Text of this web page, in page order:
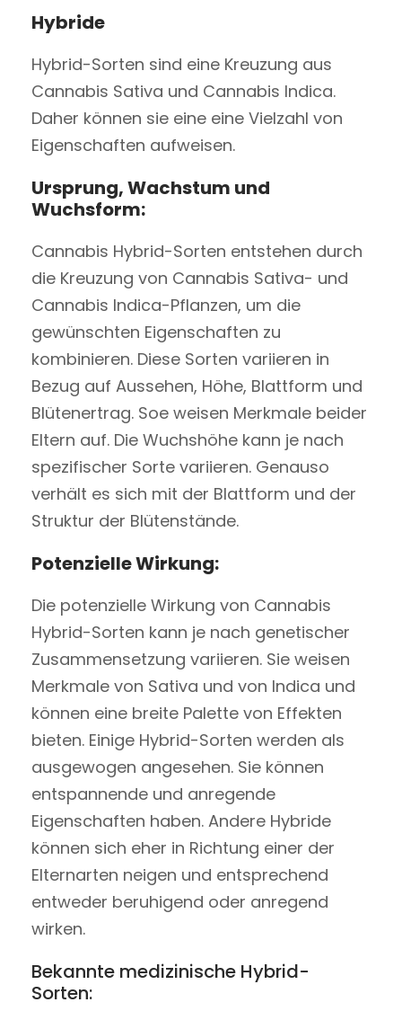
Hybride
Hybrid-Sorten sind eine Kreuzung aus
Cannabis Sativa und Cannabis Indica.
Daher können sie eine eine Vielzahl von
Eigenschaften aufweisen.
Ursprung, Wachstum und
Wuchsform:
Cannabis Hybrid-Sorten entstehen durch
die Kreuzung von Cannabis Sativa- und
Cannabis Indica-Pflanzen, um die
gewünschten Eigenschaften zu
kombinieren. Diese Sorten variieren in
Bezug auf Aussehen, Höhe, Blattform und
Blütenertrag. Soe weisen Merkmale beider
Eltern auf. Die Wuchshöhe kann je nach
spezifischer Sorte variieren. Genauso
verhält es sich mit der Blattform und der
Struktur der Blütenstände.
Potenzielle Wirkung:
Die potenzielle Wirkung von Cannabis
Hybrid-Sorten kann je nach genetischer
Zusammensetzung variieren. Sie weisen
Merkmale von Sativa und von Indica und
können eine breite Palette von Effekten
bieten. Einige Hybrid-Sorten werden als
ausgewogen angesehen. Sie können
entspannende und anregende
Eigenschaften haben. Andere Hybride
können sich eher in Richtung einer der
Elternarten neigen und entsprechend
entweder beruhigend oder anregend
wirken.
Bekannte medizinische Hybrid-
Sorten: